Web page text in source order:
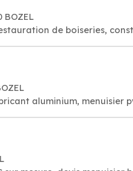
BOZEL
de boiseries,
aluminium, menuisier